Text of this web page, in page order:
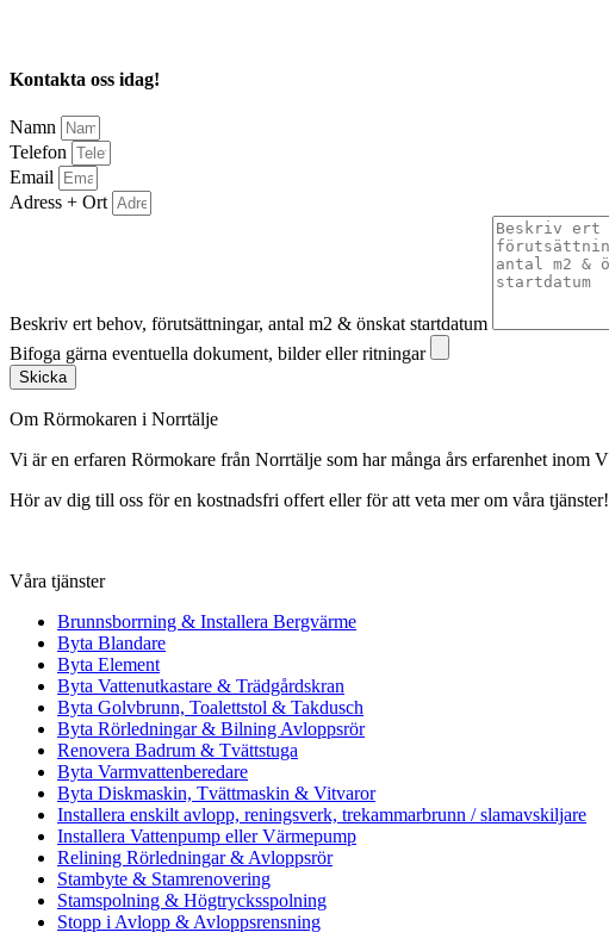
Kontakta oss idag!
Namn
Telefon
Email
Adress + Ort
Beskriv ert behov, förutsättningar, antal m2 & önskat startdatum
Bifoga gärna eventuella dokument, bilder eller ritningar
Skicka
Om Rörmokaren i Norrtälje
Vi är en erfaren Rörmokare från Norrtälje som har många års erfarenhet
Hör av dig till oss för en kostnadsfri offert eller för att veta mer om våra tjänster!
Våra tjänster
Brunnsborrning & Installera Bergvärme
Byta Blandare
Byta Element
Byta Vattenutkastare & Trädgårdskran
Byta Golvbrunn, Toalettstol & Takdusch
Byta Rörledningar & Bilning Avloppsrör
Renovera Badrum & Tvättstuga
Byta Varmvattenberedare
Byta Diskmaskin, Tvättmaskin & Vitvaror
Installera enskilt avlopp, reningsverk, trekammarbrunn / slamavskiljare
Installera Vattenpump eller Värmepump
Relining Rörledningar & Avloppsrör
Stambyte & Stamrenovering
Stamspolning & Högtrycksspolning
Stopp i Avlopp & Avloppsrensning